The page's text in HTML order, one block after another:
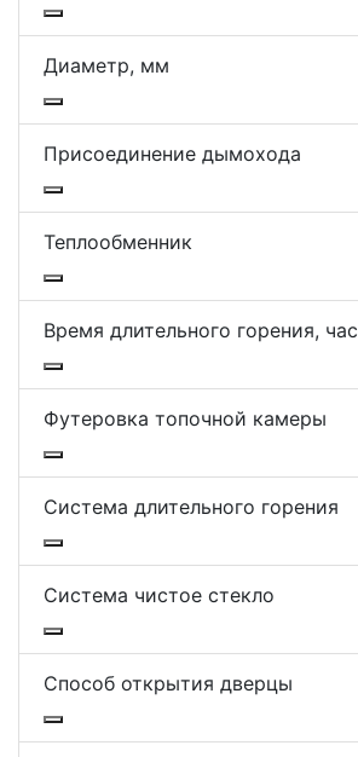
Диаметр, мм
Присоединение дымохода
Теплообменник
Время длительного горения, час
Футеровка топочной камеры
Система длительного горения
Система чистое стекло
Способ открытия дверцы